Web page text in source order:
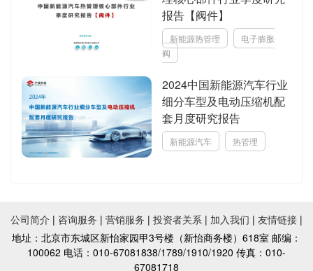
报告【阀件】
新能源热管理
电子膨胀
阀
2024中国新能源汽车行业
细分车型及电动压缩机配
套月度研究报告
新能源汽车 热管理
公司简介 | 咨询服务 | 营销服务 | 投资者关系 | 加入我们 | 友情链接 |
地址：北京市东城区新怡家园甲3号楼（新怡商务楼）618室 邮编：
100062 电话：010-67081838/1789/1910/1920 传真：010-
67081718